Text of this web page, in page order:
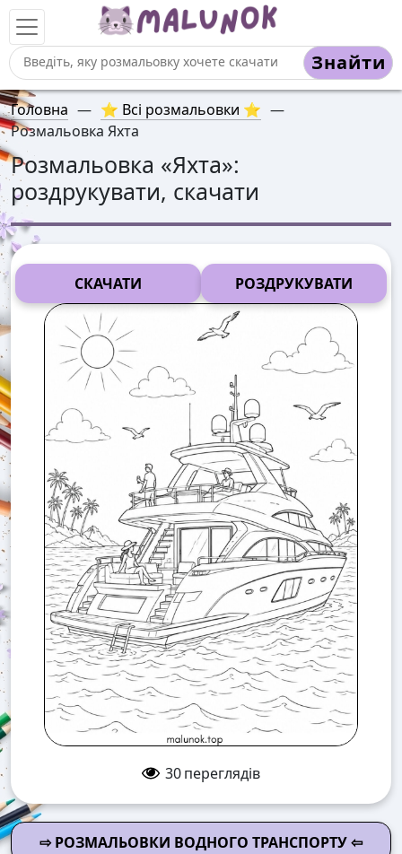
Знайти
Головна — ⭐ Всі розмальовки ⭐ —
Розмальовка Яхта
Розмальовка «Яхта»:
роздрукувати, скачати
СКАЧАТИ РОЗДРУКУВАТИ
30переглядів
⇨ РОЗМАЛЬОВКИ ВОДНОГО ТРАНСПОРТУ ⇦